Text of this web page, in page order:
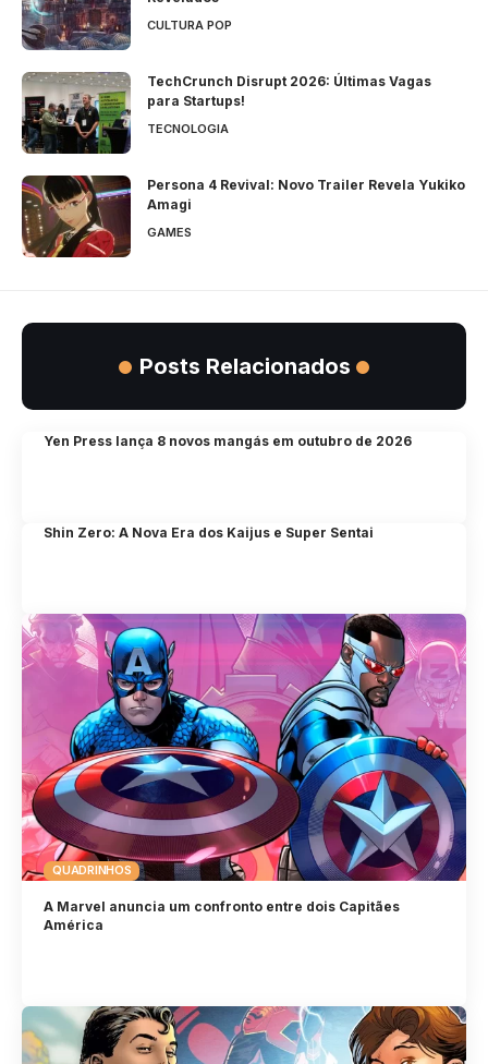
CULTURA POP
TechCrunch Disrupt 2026: Últimas Vagas
para Startups!
TECNOLOGIA
Persona 4 Revival: Novo Trailer Revela Yukiko
Amagi
GAMES
Posts Relacionados
Yen Press lança 8 novos mangás em outubro de 2026
Shin Zero: A Nova Era dos Kaijus e Super Sentai
QUADRINHOS
A Marvel anuncia um confronto entre dois Capitães
América